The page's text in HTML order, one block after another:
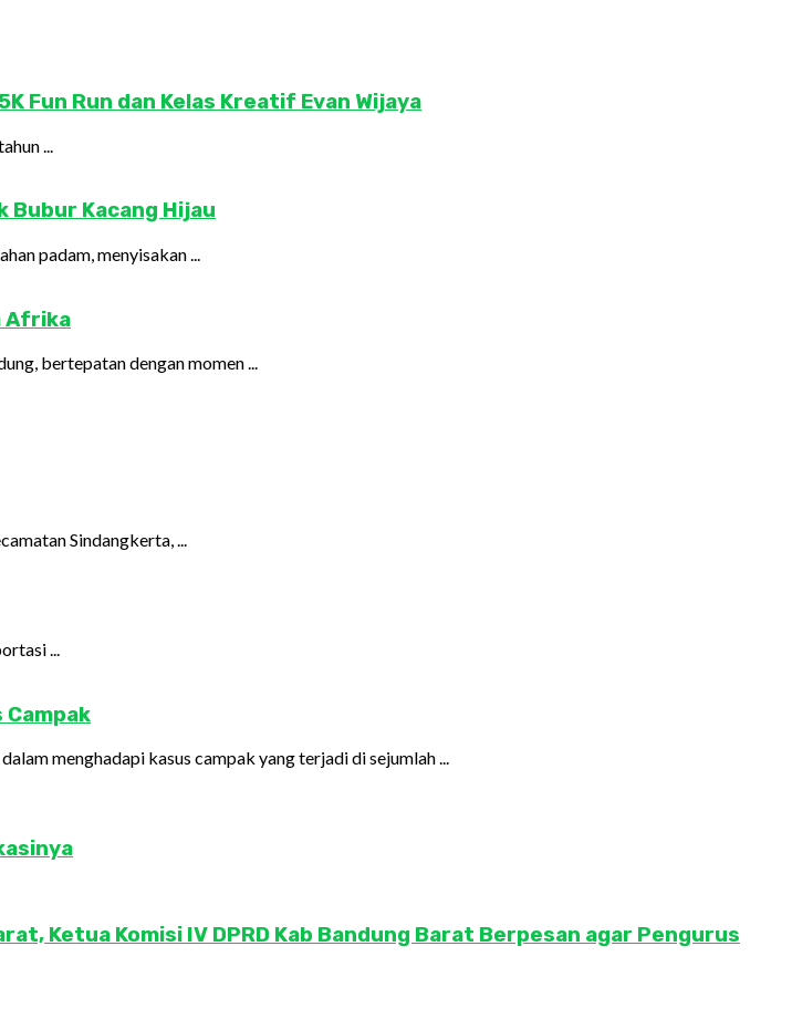
Fun Run dan Kelas Kreatif Evan Wijaya
...
Bubur Kacang Hijau
padam, menyisakan ...
Afrika
bertepatan dengan momen ...
Sindangkerta, ...
...
menghadapi kasus campak yang terjadi di sejumlah ...
Ketua Komisi IV DPRD Kab Bandung Barat Berpesan agar Pengurus